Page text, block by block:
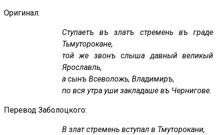
Оригинал:
Ступаетъ въ златъ стремень въ граде
Тьмуторокане,
той же звонъ слыша давный великый
Ярославль,
а сынъ Всеволожь, Владимиръ,
по вся утра уши закладаше въ Чернигове.
Перевод Заболоцкого:
В злат стремень вступал в Тмуторокани,